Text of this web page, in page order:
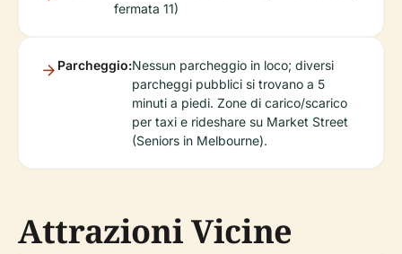
fermata 11)
Parcheggio:Nessun parcheggio in loco; diversi
parcheggi pubblici si trovano a 5
minuti a piedi. Zone di carico/scarico
per taxi e rideshare su Market Street
(Seniors in Melbourne).
Attrazioni Vicine